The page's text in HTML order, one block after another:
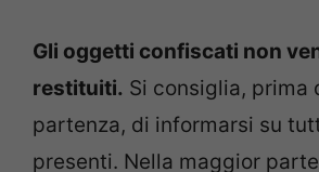
Gli oggetti confiscati non
restituiti. Si consiglia, prima
partenza, di informarsi su
presenti. Nella maggior